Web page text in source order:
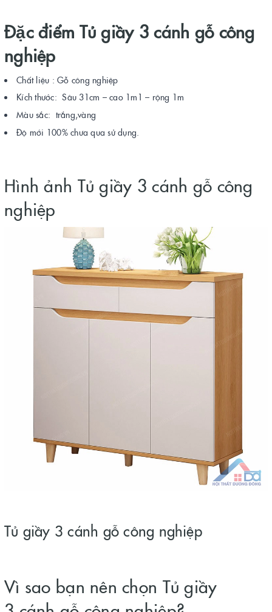
Đặc điểm Tủ giầy 3 cánh gỗ công
nghiệp
Chất liệu : Gỗ công nghiệp
Kích thước: Sâu 31cm – cao 1m1 – rộng 1m
Màu sắc: trắng,vàng
Độ mới 100% chưa qua sử dụng.
Hình ảnh Tủ giầy 3 cánh gỗ công
nghiệp
Tủ giầy 3 cánh gỗ công nghiệp
Vì sao bạn nên chọn Tủ giầy